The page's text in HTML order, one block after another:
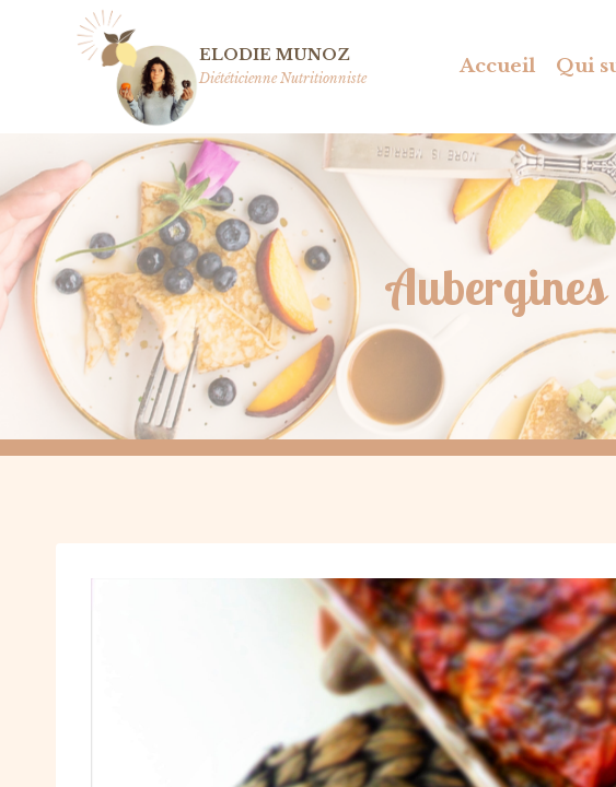
ELODIE MUNOZ
Diététicienne Nutritionniste Accueil Qui